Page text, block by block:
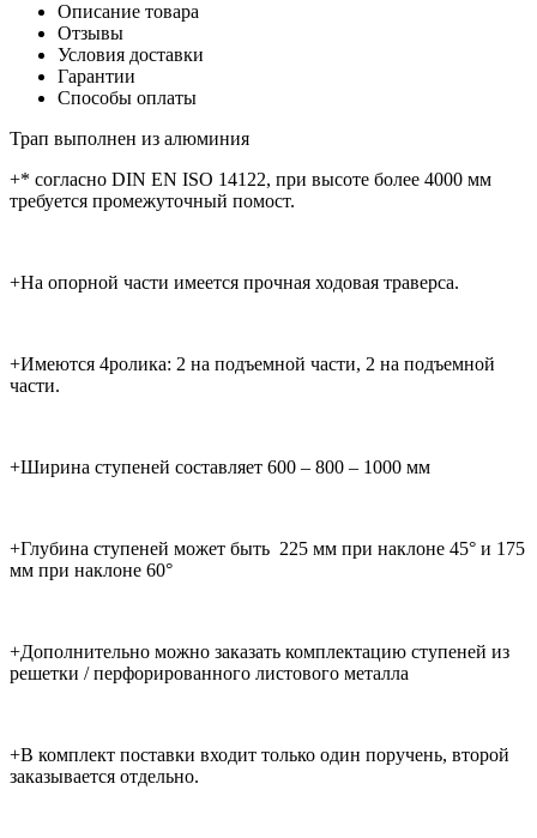
Описание товара
Отзывы
Условия доставки
Гарантии
Способы оплаты
Трап выполнен из алюминия
+* согласно DIN EN ISO 14122, при высоте более 4000 мм
требуется промежуточный помост.
+На опорной части имеется прочная ходовая траверса.
+Имеются 4ролика: 2 на подъемной части, 2 на подъемной
части.
+Ширина ступеней составляет 600 – 800 – 1000 мм
+Глубина ступеней может быть 225 мм при наклоне 45° и 175
мм при наклоне 60°
+Дополнительно можно заказать комплектацию ступеней из
решетки / перфорированного листового металла
+В комплект поставки входит только один поручень, второй
заказывается отдельно.